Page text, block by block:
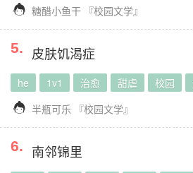
 糖醋小鱼干 『校园文学』
5. 皮肤饥渴症
he 1v1 治愈 甜虐 校园
 半瓶可乐 『校园文学』
6. 南邻锦里